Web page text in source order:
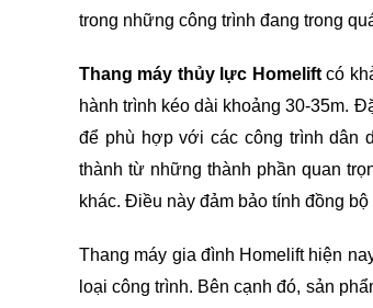
trong những công trình đang trong
Thang máy thủy lực Homelift có
hành trình kéo dài khoảng 30-35m.
để phù hợp với các công trình dân
thành từ những thành phần quan
khác. Điều này đảm bảo tính đồng
Thang máy gia đình Homelift hiện
loại công trình. Bên cạnh đó, sản